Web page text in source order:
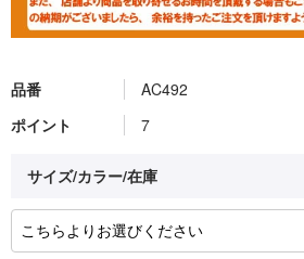
品番
AC492
ポイント
7
サイズ/カラー/在庫